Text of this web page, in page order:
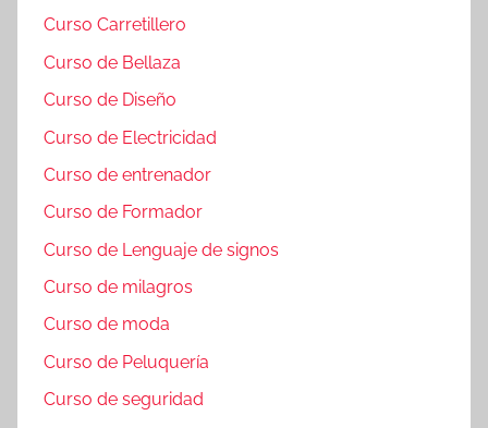
Curso Carretillero
Curso de Bellaza
Curso de Diseño
Curso de Electricidad
Curso de entrenador
Curso de Formador
Curso de Lenguaje de signos
Curso de milagros
Curso de moda
Curso de Peluquería
Curso de seguridad